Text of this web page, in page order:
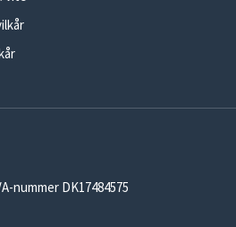
nummer DK17484575